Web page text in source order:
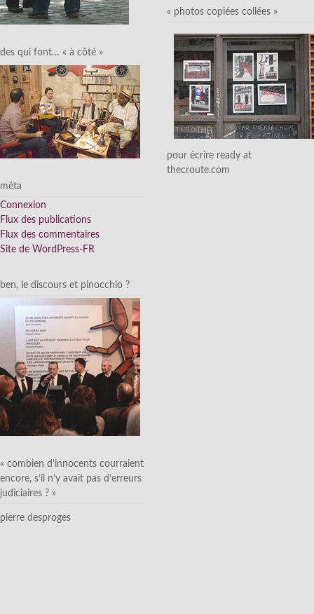
des qui font… « à côté »
méta
Connexion
Flux des publications
Flux des commentaires
Site de WordPress-FR
ben, le discours et pinocchio ?
« combien d’innocents courraient
encore, s’il n’y avait pas d’erreurs
judiciaires ? »
pierre desproges
« photos copiées collées »
pour écrire ready at
thecroute.com